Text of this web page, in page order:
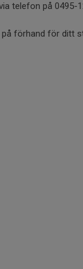
telefon på 0495-
på förhand för ditt